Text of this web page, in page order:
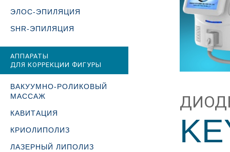
ЭЛОС-ЭПИЛЯЦИЯ
SHR-ЭПИЛЯЦИЯ
АППАРАТЫ
ДЛЯ КОРРЕКЦИИ ФИГУРЫ
ВАКУУМНО-РОЛИКОВЫЙ
МАССАЖ
КАВИТАЦИЯ
КРИОЛИПОЛИЗ
ЛАЗЕРНЫЙ ЛИПОЛИЗ